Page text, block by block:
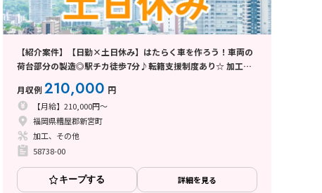
【紹介案件】【日勤×土日休み】はたらく車を作ろう！車両の
荷台部分の製造◎駅チカ徒歩7分♪転籍支援制度あり☆ 加工・
機械操作・バリ取り・検品・運搬・ピッキング
月収例210,000 円
【月給】210,000円～
福岡県糟屋郡新宮町
加工、その他
58738-00
キープする 詳細を見る